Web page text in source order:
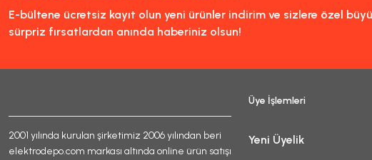
E-bültene ücretsiz kayıt olun yeni ürünler indirim ve sizlere özel
sürpriz fırsatlardan anında haberiniz olsun!
2001 yılında kurulan şirketimiz 2006 yılından beri
elektrodepo.com markası altında online ürün satışı
Üye İşlemleri
Yeni Üyelik